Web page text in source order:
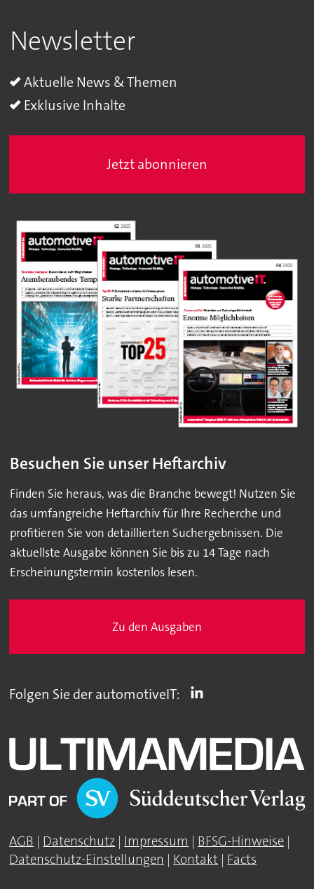
Newsletter
Aktuelle News & Themen
Exklusive Inhalte
Jetzt abonnieren
Besuchen Sie unser Heftarchiv
Finden Sie heraus, was die Branche bewegt! Nutzen Sie
das umfangreiche Heftarchiv für Ihre Recherche und
profitieren Sie von detaillierten Suchergebnissen. Die
aktuellste Ausgabe können Sie bis zu 14 Tage nach
Erscheinungstermin kostenlos lesen.
Zu den Ausgaben
Folgen Sie der automotiveIT:
AGB | Datenschutz | Impressum | BFSG-Hinweise |
Datenschutz-Einstellungen | Kontakt | Facts